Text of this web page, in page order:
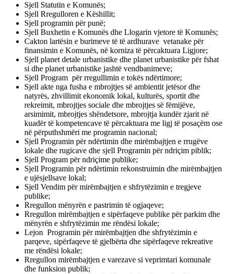
Sjell Statutin e Komunës;
Sjell Rregulloren e Këshillit;
Sjell programin për punë;
Sjell Buxhetin e Komunës dhe Llogarin vjetore të Komunës;
Cakton lartësin e burimeve të të ardhurave vetanake për
finansimin e Komunës, në korniza të përcaktuara Ligjore;
Sjell planet detale urbanistike dhe planet urbanistike për fshat
si dhe planet urbanistike jashtë vendbanimeve;
Sjell Program për rregullimin e tokës ndërtimore;
Sjell akte nga fusha e mbrojtjes së ambientit jetësor dhe
natyrës, zhvillimit ekonomik lokal, kulturës, sportit dhe
rekreimit, mbrojtjes sociale dhe mbrojtjes së fëmijëve,
arsimimit, mbrojtjes shëndetsore, mbrojtja kundër zjarit në
kuadër të kompetencave të përcaktuara me ligj të posaçëm ose
në përputhshmëri me programin nacional;
Sjell Programin për ndërtimin dhe mirëmbajtjen e rrugëve
lokale dhe rugicave dhe sjell Programin për ndriçim piblik;
Sjell Program për ndriçime publike;
Sjell Programin për ndërtimin rekonstruimin dhe mirëmbajtjen
e ujësjellsave lokal;
Sjell Vendim për mirëmbajtjen e shfrytëzimin e tregjeve
publike;
Rregullon mënyrën e pastrimin të ogjaqeve;
Rregullon mirëmbajtjen e sipërfaqeve publike për parkim dhe
mënyrën e shfrytëzimin me rëndësi lokale;
Lejon Programin për mirëmbajtjen dhe shfrytëzimin e
parqeve, sipërfaqeve të gjelbërta dhe sipërfaqeve rekreative
me rëndësi lokale;
Rregullon mirëmbajtjen e varezave si veprimtari komunale
dhe funksion publik;